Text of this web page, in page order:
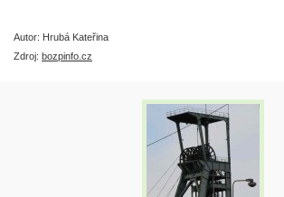
Autor: Hrubá Kateřina
Zdroj: bozpinfo.cz